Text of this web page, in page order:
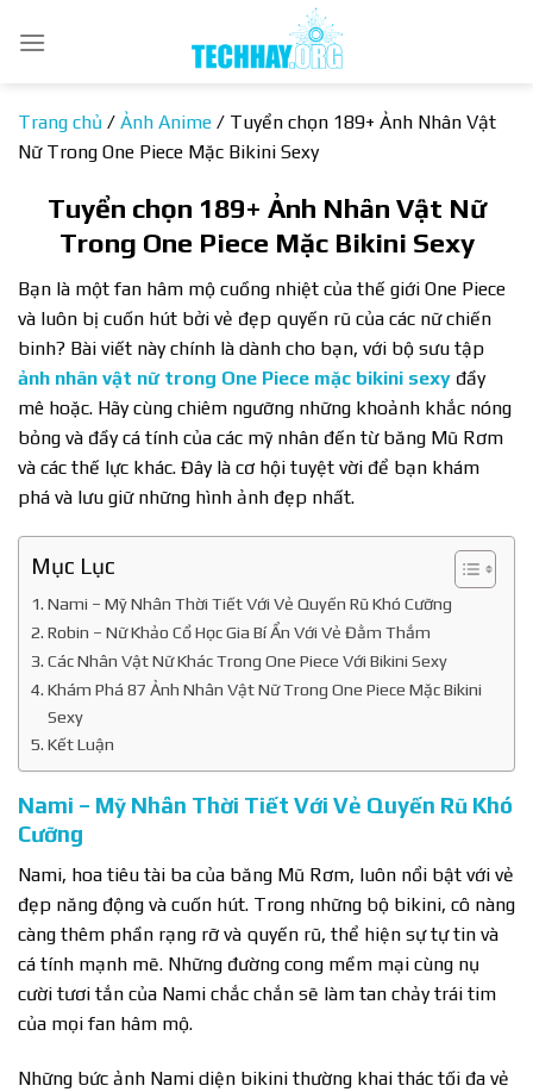
qua
Trang chủ / Ảnh Anime / Tuyển chọn 189+ Ảnh Nhân Vật
Nữ Trong One Piece Mặc Bikini Sexy
Tuyển chọn 189+ Ảnh Nhân Vật Nữ
Trong One Piece Mặc Bikini Sexy
Bạn là một fan hâm mộ cuồng nhiệt của thế giới One Piece
và luôn bị cuốn hút bởi vẻ đẹp quyến rũ của các nữ chiến
binh? Bài viết này chính là dành cho bạn, với bộ sưu tập
ảnh nhân vật nữ trong One Piece mặc bikini sexy đầy
mê hoặc. Hãy cùng chiêm ngưỡng những khoảnh khắc nóng
bỏng và đầy cá tính của các mỹ nhân đến từ băng Mũ Rơm
và các thế lực khác. Đây là cơ hội tuyệt vời để bạn khám
phá và lưu giữ những hình ảnh đẹp nhất.
Mục Lục
Nami – Mỹ Nhân Thời Tiết Với Vẻ Quyến Rũ Khó Cưỡng
Robin – Nữ Khảo Cổ Học Gia Bí Ẩn Với Vẻ Đằm Thắm
Các Nhân Vật Nữ Khác Trong One Piece Với Bikini Sexy
Khám Phá 87 Ảnh Nhân Vật Nữ Trong One Piece Mặc Bikini
Sexy
Kết Luận
Nami – Mỹ Nhân Thời Tiết Với Vẻ Quyến Rũ Khó
Cưỡng
Nami, hoa tiêu tài ba của băng Mũ Rơm, luôn nổi bật với vẻ
đẹp năng động và cuốn hút. Trong những bộ bikini, cô nàng
càng thêm phần rạng rỡ và quyến rũ, thể hiện sự tự tin và
cá tính mạnh mẽ. Những đường cong mềm mại cùng nụ
cười tươi tắn của Nami chắc chắn sẽ làm tan chảy trái tim
của mọi fan hâm mộ.
Những bức ảnh Nami diện bikini thường khai thác tối đa vẻ